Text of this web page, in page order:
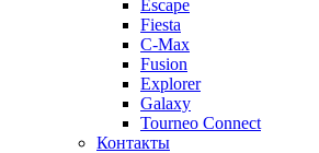
Escape
Fiesta
C-Max
Fusion
Explorer
Galaxy
Tourneo Connect
Контакты